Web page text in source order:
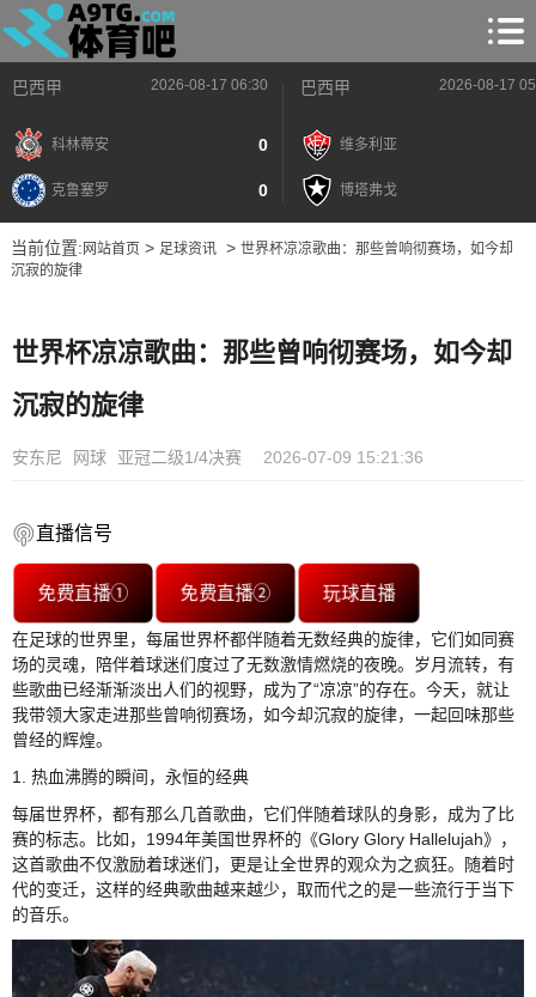
巴西甲 2026-08-17 06:30
科林蒂安 0
克鲁塞罗 0
巴西甲 2026-08-17
维多利亚
博塔弗戈
当前位置: 网站首页> 足球资讯> 世界杯凉凉歌曲：那些曾响彻赛场，如今却
沉寂的旋律
世界杯凉凉歌曲：那些曾响彻赛场，如今却
沉寂的旋律
安东尼 网球 亚冠二级1/4决赛 2026-07-09 15:21:36
直播信号
免费直播① 免费直播② 玩球直播
在足球的世界里，每届世界杯都伴随着无数经典的旋律，它们如同赛
场的灵魂，陪伴着球迷们度过了无数激情燃烧的夜晚。岁月流转，有
些歌曲已经渐渐淡出人们的视野，成为了“凉凉”的存在。今天，就让
我带领大家走进那些曾响彻赛场，如今却沉寂的旋律，一起回味那些
曾经的辉煌。
1. 热血沸腾的瞬间，永恒的经典
每届世界杯，都有那么几首歌曲，它们伴随着球队的身影，成为了比
赛的标志。比如，1994年美国世界杯的《Glory Glory Hallelujah》，
这首歌曲不仅激励着球迷们，更是让全世界的观众为之疯狂。随着时
代的变迁，这样的经典歌曲越来越少，取而代之的是一些流行于当下
的音乐。